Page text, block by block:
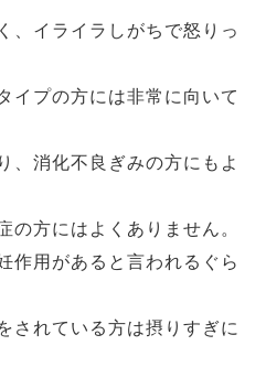
、イライラしがちで怒りっ
イプの方には非常に向いて
、消化不良ぎみの方にもよ
の方にはよくありません。
作用があると言われるぐら
されている方は摂りすぎに